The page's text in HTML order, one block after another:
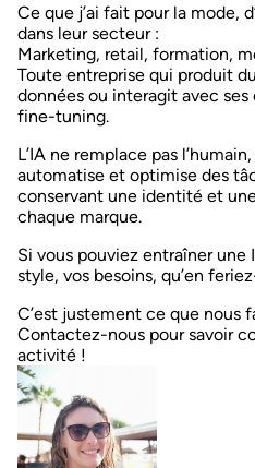
Ce que j’ai fait pour la mode,
dans leur secteur :
Marketing, retail, formation,
Toute entreprise qui produit
données ou interagit avec
fine-tuning.
L’IA ne remplace pas
automatise et optimise des
conservant une identité et
chaque marque.
Si vous pouviez entraîner une
style, vos besoins, qu’en
C’est justement ce que nous
Contactez-nous pour savoir
activité !